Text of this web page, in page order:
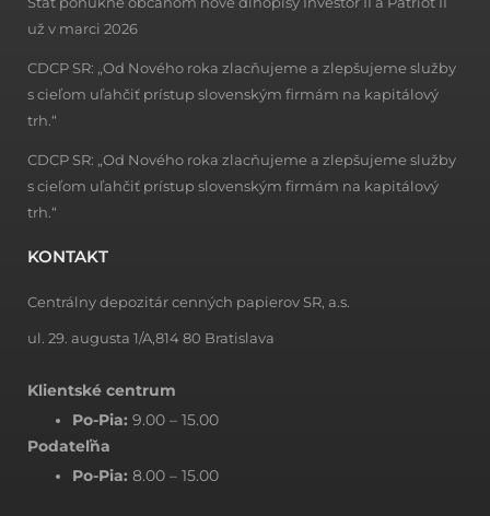
už v marci 2026
CDCP SR: „Od Nového roka zlacňujeme a zlepšujeme služby
s cieľom uľahčiť prístup slovenským firmám na kapitálový
trh.“
CDCP SR: „Od Nového roka zlacňujeme a zlepšujeme služby
s cieľom uľahčiť prístup slovenským firmám na kapitálový
trh.“
KONTAKT
Centrálny depozitár cenných papierov SR, a.s.
ul. 29. augusta 1/A,814 80 Bratislava
Klientské centrum
Po-Pia: 9.00 – 15.00
Podateľňa
Po-Pia:8.00 – 15.00